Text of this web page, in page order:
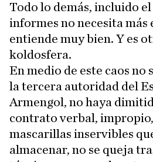
Todo lo demás, incluido
informes no necesita más
entiende muy bien. Y es
koldosfera.
En medio de este caos no
la tercera autoridad del
Armengol, no haya
contrato verbal,
mascarillas inservibles
almacenar, no se queja